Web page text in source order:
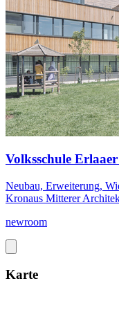
Volksschule
Neubau, Erweiterung,
Kronaus Mitterer
newroom
Karte